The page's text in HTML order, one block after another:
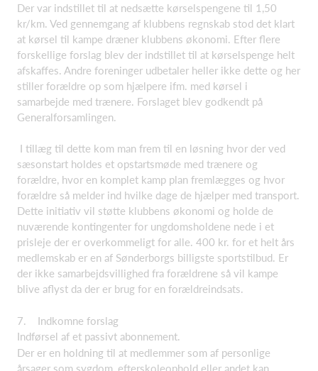
Der var indstillet til at nedsætte kørselspengene til 1,50
kr/km. Ved gennemgang af klubbens regnskab stod det klart
at kørsel til kampe dræner klubbens økonomi. Efter flere
forskellige forslag blev der indstillet til at kørselspenge helt
afskaffes. Andre foreninger udbetaler heller ikke dette og her
stiller forældre op som hjælpere ifm. med kørsel i
samarbejde med trænere. Forslaget blev godkendt på
Generalforsamlingen.
I tillæg til dette kom man frem til en løsning hvor der ved
sæsonstart holdes et opstartsmøde med trænere og
forældre, hvor en komplet kamp plan fremlægges og hvor
forældre så melder ind hvilke dage de hjælper med transport.
Dette initiativ vil støtte klubbens økonomi og holde de
nuværende kontingenter for ungdomsholdene nede i et
prisleje der er overkommeligt for alle. 400 kr. for et helt års
medlemskab er en af Sønderborgs billigste sportstilbud. Er
der ikke samarbejdsvillighed fra forældrene så vil kampe
blive aflyst da der er brug for en forældreindsats.
7. Indkomne forslag
Indførsel af et passivt abonnement.
Der er en holdning til at medlemmer som af personlige
årsager som sygdom, efterskoleophold eller andet kan